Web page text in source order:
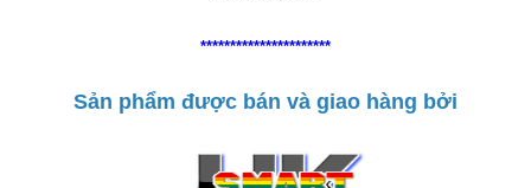
**********************
Sản phẩm được bán và giao hàng bởi